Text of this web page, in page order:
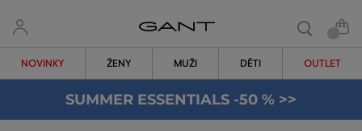
NOVINKY ŽENY MUŽI DĚTI OUTLET
SUMMER ESSENTIALS -50 % >>